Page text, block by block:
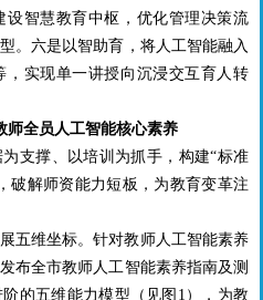
智慧教育中枢，优化管理决策流
。六是以智助育，将人工智能融入
实现单一讲授向沉浸交互育人转
师全员人工智能核心素养
支撑、以培训为抓手，构建“标准
解师资能力短板，为教育变革注
五维坐标。针对教师人工智能素养
布全市教师人工智能素养指南及测
的五维能力模型（见图 1 ），为教